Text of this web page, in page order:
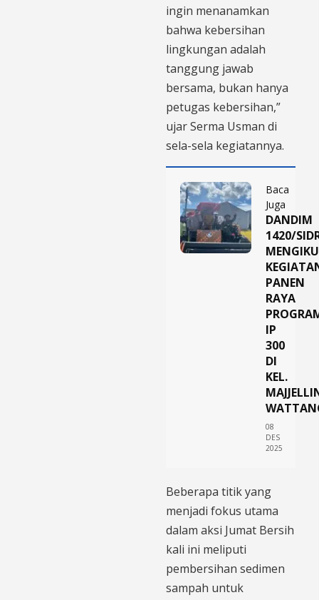
ingin menanamkan
bahwa kebersihan
lingkungan adalah
tanggung jawab
bersama, bukan hanya
petugas kebersihan,”
ujar Serma Usman di
sela-sela kegiatannya.
Baca
Juga
DANDIM
1420/
PANEN
RAYA
IP
300
DI
KEL.
08
DES
2025
Beberapa titik yang
menjadi fokus utama
dalam aksi Jumat Bersih
kali ini meliputi
pembersihan sedimen
sampah untuk